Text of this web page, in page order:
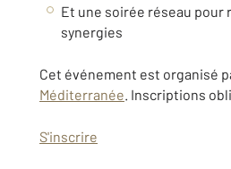
Et une soirée réseau pour
synergies
Cet événement est organisé
Méditerranée. Inscriptions
S'inscrire